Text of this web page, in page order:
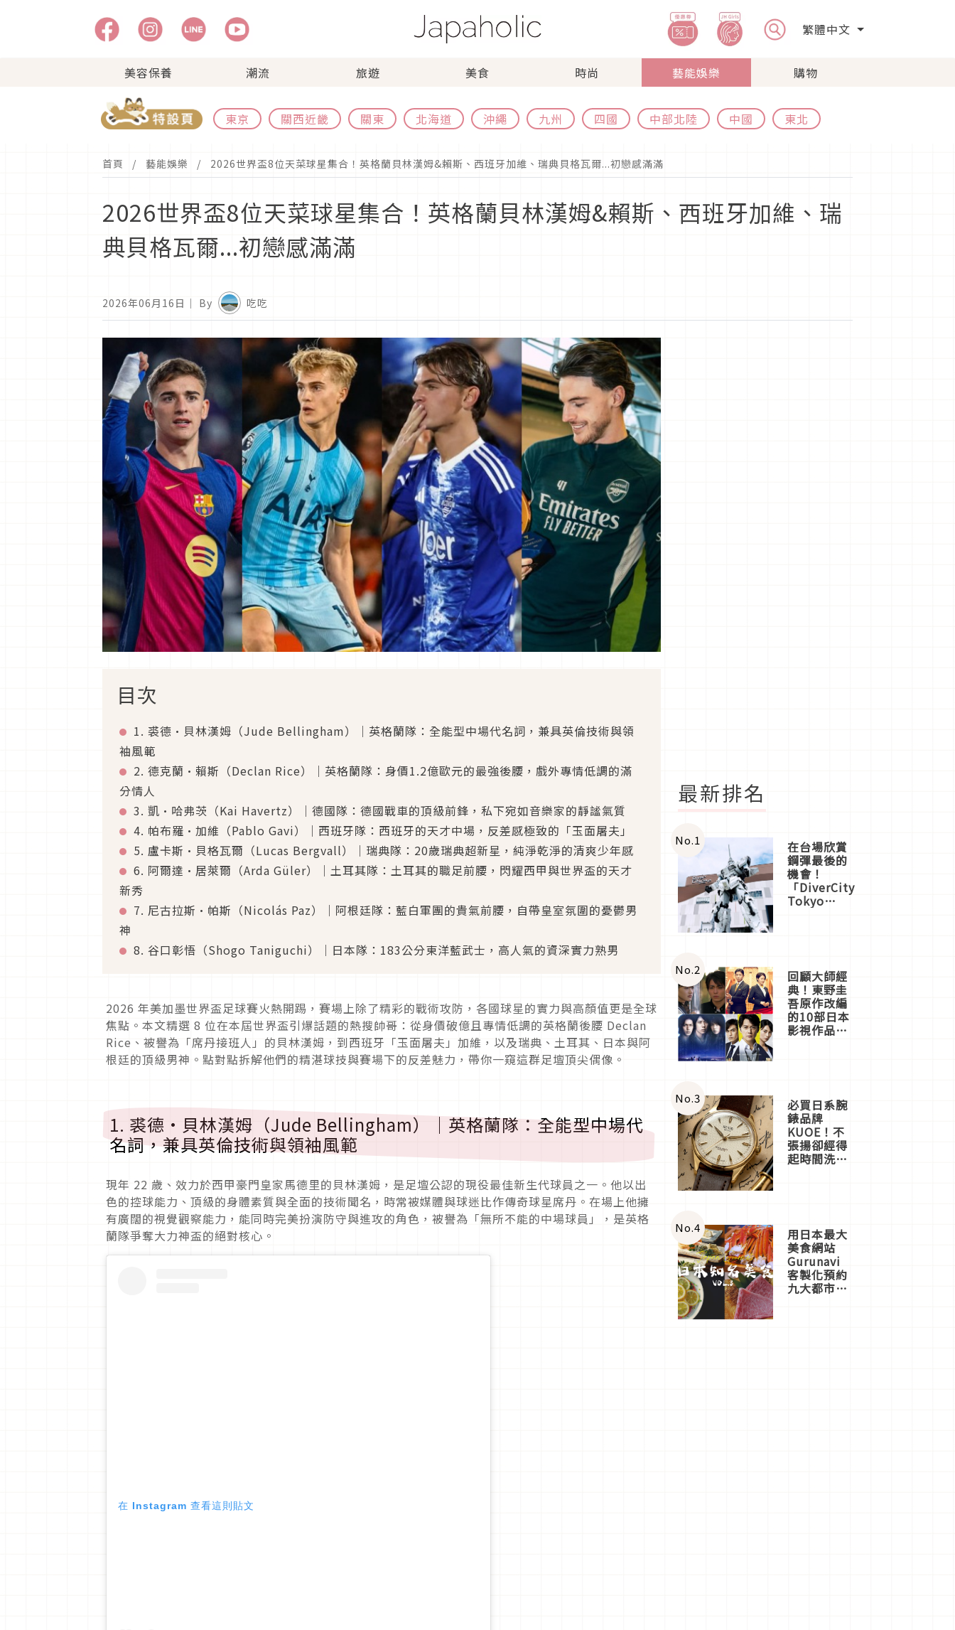
繁體中文
美容保養 潮流 旅遊 美食 時尚 藝能娛樂 購物
東京 關西近畿 關東 北海道 沖繩 九州 四國 中部北陸 中國 東北
首頁 藝能娛樂 2026世界盃8位天菜球星集合！英格蘭貝林漢姆&賴斯、西班牙加維、瑞典貝格瓦爾...初戀感滿滿
2026世界盃8位天菜球星集合！英格蘭貝林漢姆&賴斯、西班牙加維、瑞
典貝格瓦爾...初戀感滿滿
2026年06月16日 ｜ By 吃吃
目次
1. 裘德·貝林漢姆（Jude Bellingham）｜英格蘭隊：全能型中場代名詞，兼具英倫技術與領
袖風範
2. 德克蘭·賴斯（Declan Rice）｜英格蘭隊：身價1.2億歐元的最強後腰，戲外專情低調的滿
分情人
3. 凱·哈弗茨（Kai Havertz）｜德國隊：德國戰車的頂級前鋒，私下宛如音樂家的靜謐氣質
4. 帕布羅·加維（Pablo Gavi）｜西班牙隊：西班牙的天才中場，反差感極致的「玉面屠夫」
5. 盧卡斯·貝格瓦爾（Lucas Bergvall）｜瑞典隊：20歲瑞典超新星，純淨乾淨的清爽少年感
6. 阿爾達·居萊爾（Arda Güler）｜土耳其隊：土耳其的職足前腰，閃耀西甲與世界盃的天才
新秀
7. 尼古拉斯·帕斯（Nicolás Paz）｜阿根廷隊：藍白軍團的貴氣前腰，自帶皇室氛圍的憂鬱男
神
8. 谷口彰悟（Shogo Taniguchi）｜日本隊：183公分東洋藍武士，高人氣的資深實力熟男
2026 年美加墨世界盃足球賽火熱開踢，賽場上除了精彩的戰術攻防，各國球星的實力與高顏值更是全球
焦點。本文精選 8 位在本屆世界盃引爆話題的熱搜帥哥：從身價破億且專情低調的英格蘭後腰 Declan
Rice、被譽為「席丹接班人」的貝林漢姆，到西班牙「玉面屠夫」加維，以及瑞典、土耳其、日本與阿
根廷的頂級男神。點對點拆解他們的精湛球技與賽場下的反差魅力，帶你一窺這群足壇頂尖偶像。
1. 裘德·貝林漢姆（Jude Bellingham）｜英格蘭隊：全能型中場代
名詞，兼具英倫技術與領袖風範
現年 22 歲、效力於西甲豪門皇家馬德里的貝林漢姆，是足壇公認的現役最佳新生代球員之一。他以出
色的控球能力、頂級的身體素質與全面的技術聞名，時常被媒體與球迷比作傳奇球星席丹。在場上他擁
有廣闊的視覺觀察能力，能同時完美扮演防守與進攻的角色，被譽為「無所不能的中場球員」，是英格
蘭隊爭奪大力神盃的絕對核心。
在 Instagram 查看這則貼文
最新排名
No.1 在台場欣賞
鋼彈最後的
機會！
「DiverCity
Tokyo
體驗
No.2 回顧大師經
典！東野圭
吾原作改編
的10部日本
影視作品推
No.3 必買日系腕
錶品牌
KUOE！不
張揚卻經得
起時間洗鍊
No.4 用日本最大
美食網站
Gurunavi
客製化預約
九大都市餐